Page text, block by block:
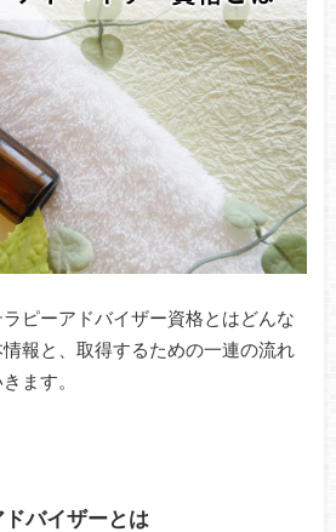
ピーアドバイザー資格とはどんな
報と、取得するための一連の流れ
ます。
バイザーとは